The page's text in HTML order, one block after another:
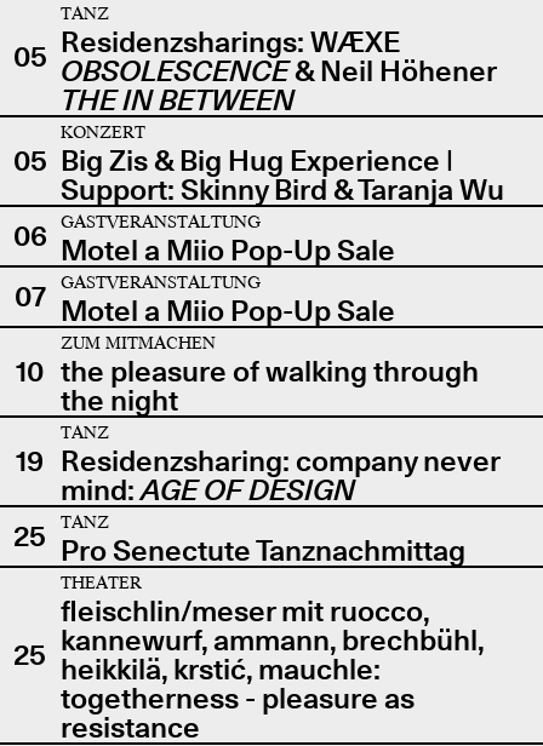
05
TANZ
Residenzsharings: WÆXE
OBSOLESCENCE& Neil Höhener
THE IN BETWEEN
05
KONZERT
Big Zis & Big Hug Experience |
Support: Skinny Bird & Taranja Wu
06
GASTVERANSTALTUNG
Motel a Miio Pop-Up Sale
07
GASTVERANSTALTUNG
Motel a Miio Pop-Up Sale
10
ZUM MITMACHEN
the pleasure of walking through
the night
19
TANZ
Residenzsharing: company never
mind:AGE OF DESIGN
25
TANZ
Pro Senectute Tanznachmittag
25
THEATER
fleischlin/meser mit ruocco,
kannewurf, ammann, brechbühl,
heikkilä, krstić, mauchle:
togetherness - pleasure as
resistance